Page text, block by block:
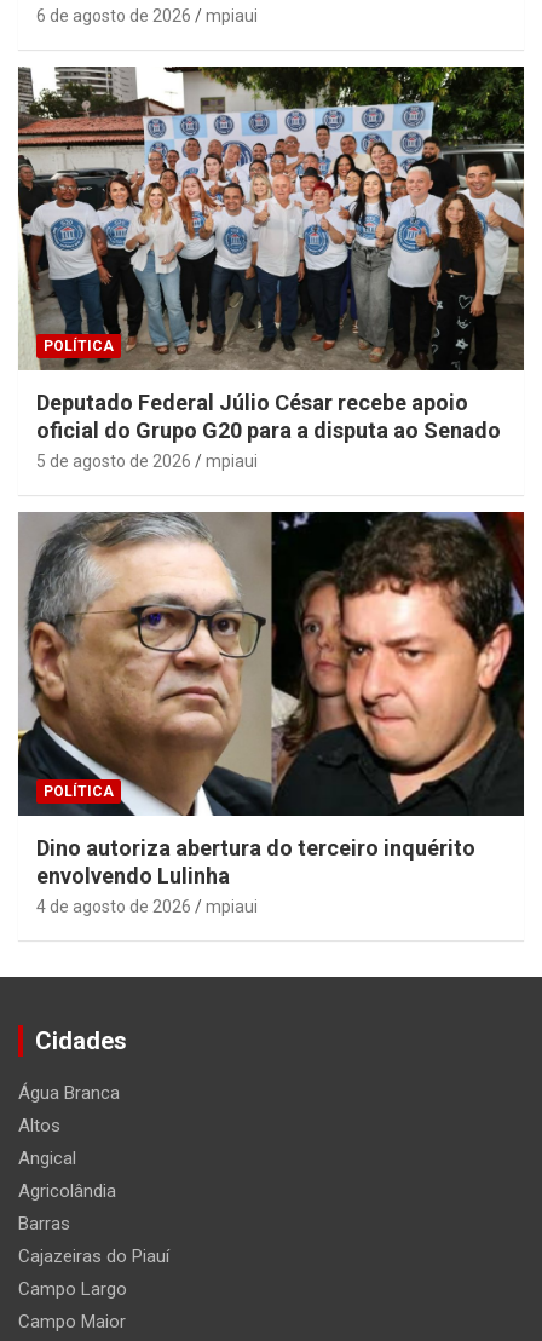
6 de agosto de 2026 mpiaui
POLÍTICA
Deputado Federal Júlio César recebe apoio
oficial do Grupo G20 para a disputa ao Senado
5 de agosto de 2026 mpiaui
POLÍTICA
Dino autoriza abertura do terceiro inquérito
envolvendo Lulinha
4 de agosto de 2026 mpiaui
Cidades
Água Branca
Altos
Angical
Agricolândia
Barras
Cajazeiras do Piauí
Campo Largo
Campo Maior